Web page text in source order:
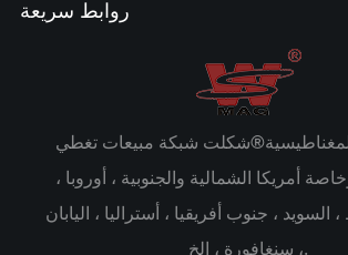
روابط سريعة
شبكة مبيعات تغطي
أمريكا الشمالية والجنوبية ، أوروبا ،
السويد ، جنوب أفريقيا ، أستراليا ، اليابان
، سنغافورة ، إلخ.